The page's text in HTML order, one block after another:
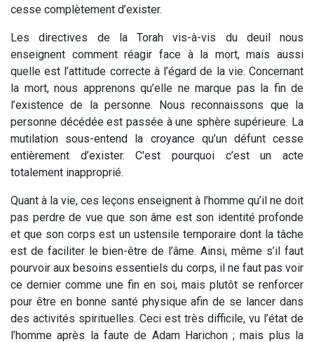
cesse complètement d’exister.
Les directives de la Torah vis-à-vis du deuil nous
enseignent comment réagir face à la mort, mais aussi
quelle est l’attitude correcte à l’égard de la vie. Concernant
la mort, nous apprenons qu’elle ne marque pas la fin de
l’existence de la personne. Nous reconnaissons que la
personne décédée est passée à une sphère supérieure. La
mutilation sous-entend la croyance qu’un défunt cesse
entièrement d’exister. C'est pourquoi c’est un acte
totalement inapproprié.
Quant à la vie, ces leçons enseignent à l’homme qu’il ne doit
pas perdre de vue que son âme est son identité profonde
et que son corps est un ustensile temporaire dont la tâche
est de faciliter le bien-être de l’âme. Ainsi, même s’il faut
pourvoir aux besoins essentiels du corps, il ne faut pas voir
ce dernier comme une fin en soi, mais plutôt se renforcer
pour être en bonne santé physique afin de se lancer dans
des activités spirituelles. Ceci est très difficile, vu l’état de
l’homme après la faute de Adam Harichon ; mais plus la